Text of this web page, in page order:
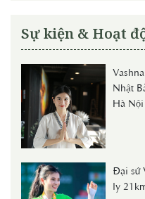
Sự kiện & Hoạt
Nhật
Hà Nội
Đại sứ
ly